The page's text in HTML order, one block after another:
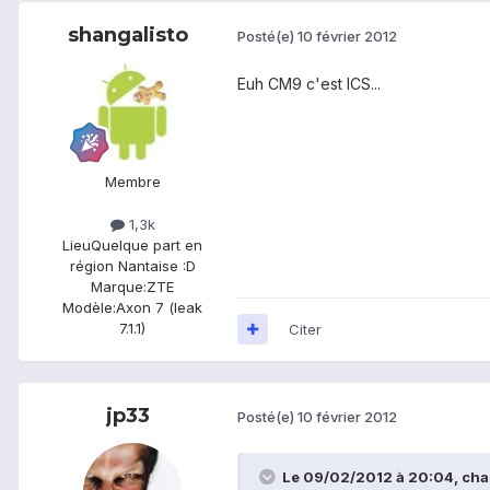
shangalisto
Membre
1,3k
LieuQuelque part en
région Nantaise :D
Marque:ZTE
Modèle:Axon 7 (leak
7.1.1)
Posté(e) 10 février 2012
Euh CM9 c'est ICS...
Citer
jp33 Posté(e) 10 février 2012
Le 09/02/2012 à 20:04,